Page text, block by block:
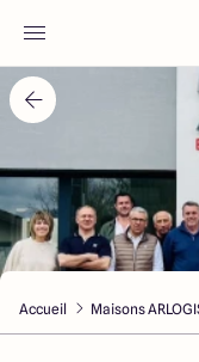
Accueil
Nos maisons
Nos
Votre
Accueil Maisons